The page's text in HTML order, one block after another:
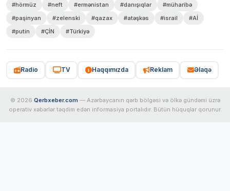
#hörmüz #neft #ermənistan #danışıqlar
#müharibə
#paşinyan
#zelenski #qazax #atəşkəs #israil
#Aİ
#putin
#ÇİN #Türkiyə
Radio TV Haqqımızda Reklam Əlaqə
© 2026 Qerbxeber.com — Azərbaycanın qərb bölgəsi və ölkə gündəmi üzrə
operativ xəbərlər təqdim edən informasiya portalıdır. Bütün hüquqlar qorunur.